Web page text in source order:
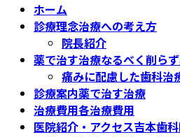
ホーム
診療理念治療への考え方
院長紹介
薬で治す治療なるべく削ら
痛みに配慮した歯科治
診療案内薬で治す治療
治療費用各治療費用
医院紹介・アクセス吉本歯